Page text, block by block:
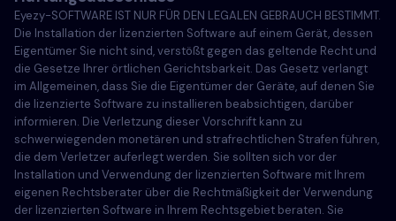
Türkçe
Polski
Eyezy-SOFTWARE IST NUR FÜR DEN LEGALEN GEBRAUCH BESTIMMT.
Die Installation der lizenzierten Software auf einem Gerät, dessen
Eigentümer Sie nicht sind, verstößt gegen das geltende Recht und
die Gesetze Ihrer örtlichen Gerichtsbarkeit. Das Gesetz verlangt
im Allgemeinen, dass Sie die Eigentümer der Geräte, auf denen Sie
die lizenzierte Software zu installieren beabsichtigen, darüber
informieren. Die Verletzung dieser Vorschrift kann zu
schwerwiegenden monetären und strafrechtlichen Strafen führen,
die dem Verletzer auferlegt werden. Sie sollten sich vor der
Installation und Verwendung der lizenzierten Software mit Ihrem
eigenen Rechtsberater über die Rechtmäßigkeit der Verwendung
der lizenzierten Software in Ihrem Rechtsgebiet beraten. Sie